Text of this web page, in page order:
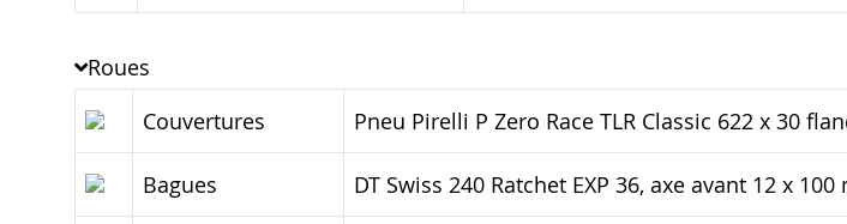
Roues
Couvertures
Pneu Pirelli P Zero Race TLR Classic 622 x 30
Bagues DT Swiss 240 Ratchet EXP 36, axe avant 12 x